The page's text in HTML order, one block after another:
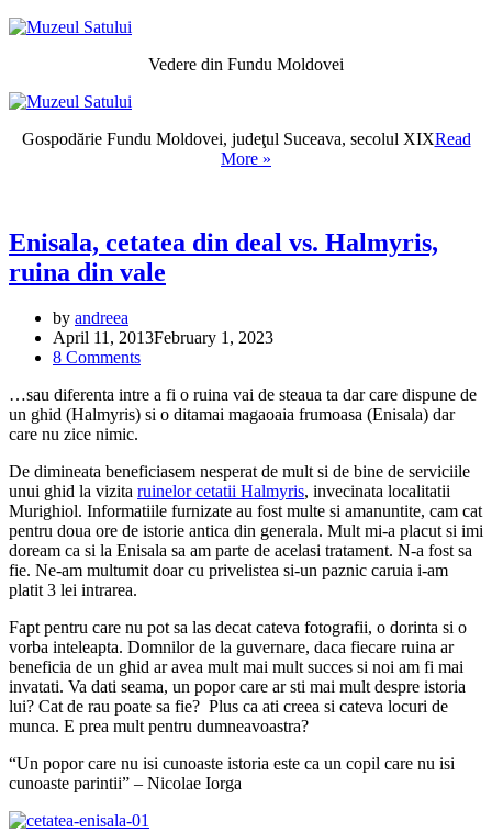
Vedere din Fundu Moldovei
Gospodărie Fundu Moldovei, judeţul Suceava, secolul XIXRead
More »
vesele
ale
Enisala, cetatea din deal vs. Halmyris,
ruina din vale
by andreea
April 11, 2013February 1, 2023
8 Comments
…sau diferenta intre a fi o ruina vai de steaua ta dar care dispune de
un ghid (Halmyris) si o ditamai magaoaia frumoasa (Enisala) dar
care nu zice nimic.
De dimineata beneficiasem nesperat de mult si de bine de serviciile
unui ghid la vizita ruinelor cetatii Halmyris, invecinata localitatii
Murighiol. Informatiile furnizate au fost multe si amanuntite, cam cat
pentru doua ore de istorie antica din generala. Mult mi-a placut si imi
doream ca si la Enisala sa am parte de acelasi tratament. N-a fost sa
fie. Ne-am multumit doar cu privelistea si-un paznic caruia i-am
platit 3 lei intrarea.
Fapt pentru care nu pot sa las decat cateva fotografii, o dorinta si o
vorba inteleapta. Domnilor de la guvernare, daca fiecare ruina ar
beneficia de un ghid ar avea mult mai mult succes si noi am fi mai
invatati. Va dati seama, un popor care ar sti mai mult despre istoria
lui? Cat de rau poate sa fie? Plus ca ati creea si cateva locuri de
munca. E prea mult pentru dumneavoastra?
“Un popor care nu isi cunoaste istoria este ca un copil care nu isi
cunoaste parintii” – Nicolae Iorga